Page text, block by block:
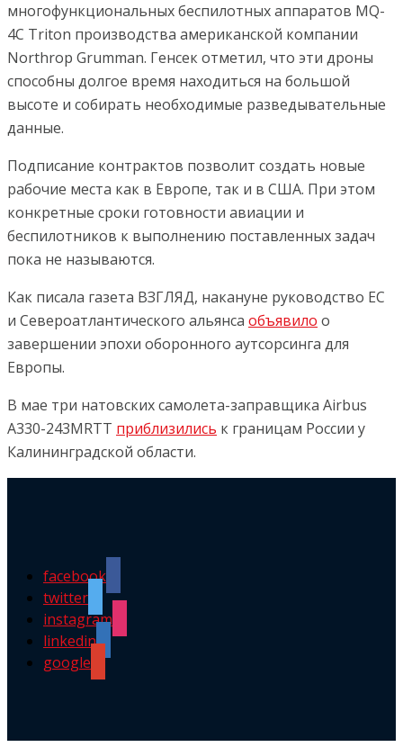
многофункциональных беспилотных аппаратов MQ-
4C Triton производства американской компании
Northrop Grumman. Генсек отметил, что эти дроны
способны долгое время находиться на большой
высоте и собирать необходимые разведывательные
данные.
Подписание контрактов позволит создать новые
рабочие места как в Европе, так и в США. При этом
конкретные сроки готовности авиации и
беспилотников к выполнению поставленных задач
пока не называются.
Как писала газета ВЗГЛЯД, накануне руководство ЕС
и Североатлантического альянса объявило о
завершении эпохи оборонного аутсорсинга для
Европы.
В мае три натовских самолета-заправщика Airbus
A330-243MRTT приблизились к границам России у
Калининградской области.
facebook
twitter
instagram
linkedin
google